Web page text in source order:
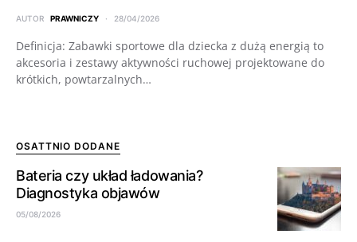
AUTOR PRAWNICZY 28/04/2026
Definicja: Zabawki sportowe dla dziecka z dużą energią to
akcesoria i zestawy aktywności ruchowej projektowane do
krótkich, powtarzalnych…
OSATTNIO DODANE
Bateria czy układ ładowania?
Diagnostyka objawów
05/08/2026